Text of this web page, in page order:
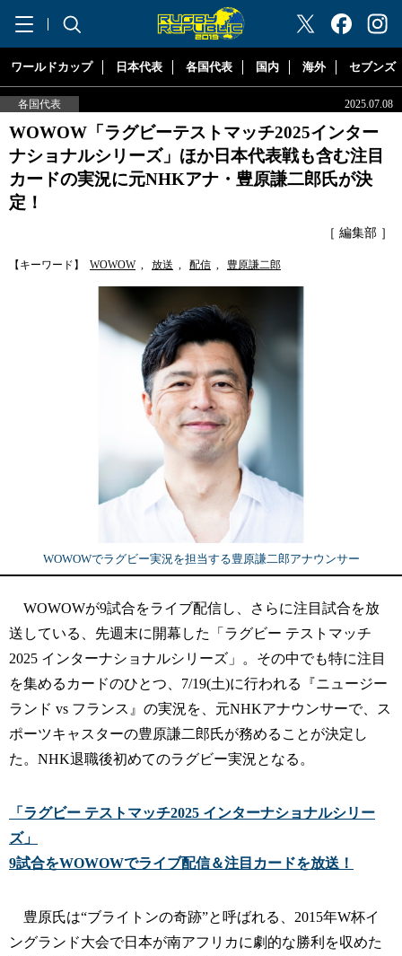
"ラグビーリパブリック"
ワールドカップ 日本代表 各国代表 国内 海外 セブンズ
各国代表 2025.07.08
WOWOW「ラグビーテストマッチ2025インター
ナショナルシリーズ」ほか日本代表戦も含む注目
カードの実況に元NHKアナ・豊原謙二郎氏が決
定！
［ 編集部 ］
【キーワード】 WOWOW , 放送 , 配信 , 豊原謙二郎
WOWOWでラグビー実況を担当する豊原謙二郎アナウンサー
WOWOWが9試合をライブ配信し、さらに注目試合を放
送している、先週末に開幕した「ラグビー テストマッチ
2025 インターナショナルシリーズ」。その中でも特に注目
を集めるカードのひとつ、7/19(土)に行われる『ニュージー
ランド vs フランス』の実況を、元NHKアナウンサーで、ス
ポーツキャスターの豊原謙二郎氏が務めることが決定し
た。NHK退職後初めてのラグビー実況となる。
「ラグビー テストマッチ2025 インターナショナルシリー
ズ」
9試合をWOWOWでライブ配信＆注目カードを放送！
豊原氏は“ブライトンの奇跡”と呼ばれる、2015年W杯イ
ングランド大会で日本が南アフリカに劇的な勝利を収めた